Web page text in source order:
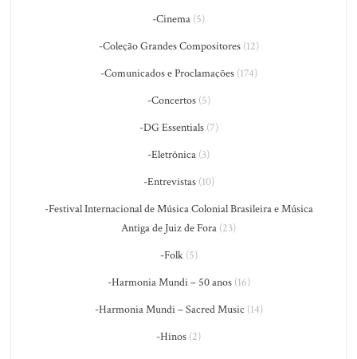
-Cinema (5)
-Coleção Grandes Compositores(12)
-Comunicados e Proclamações(174)
-Concertos(5)
-DG Essentials(7)
-Eletrônica (3)
-Entrevistas(10)
-Festival Internacional de Música Colonial Brasileira e Música
Antiga de Juiz de Fora (23)
-Folk(5)
-Harmonia Mundi – 50 anos(16)
-Harmonia Mundi – Sacred Music (14)
-Hinos (2)